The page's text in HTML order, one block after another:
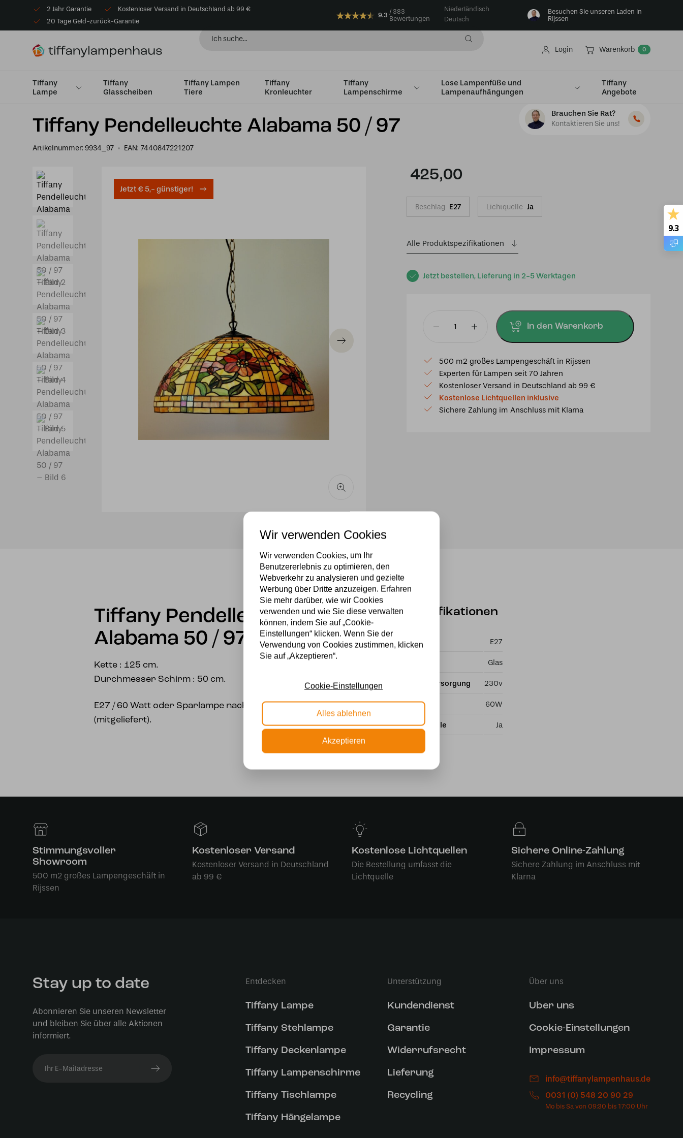
2 Jahr Garantie
Kostenloser Versand in Deutschland ab 99 €
20 Tage Geld-zurück-Garantie
9.3
383
Bewertungen
Niederländisch
Deutsch
Besuchen Sie unseren Laden in
Rijssen
Login Warenkorb 0
Tiffany
Lampe
Tiffany
Glasscheiben
Tiffany Lampen
Tiere
Tiffany
Kronleuchter
Tiffany
Lampenschirme
Lose Lampenfüße und
Lampenaufhängungen
Tiffany
Angebote
Startseite Tiffany Hängelampe Groß von Ø45cm Tiffany Pendelleuchte Alabama 50 / 97
Tiffany Pendelleuchte Alabama 50 / 97
Artikelnummer: 9934_97 EAN: 7440847221207
Brauchen Sie Rat?
Kontaktieren Sie uns!
Jetzt € 5,- günstiger!
Jetzt bestellen, Lieferung in 2-5 Werktagen
425,00
Beschlag E27 Lichtquelle Ja
Alle Produktspezifikationen
Alabama
50
97
Menge
In den Warenkorb
500 m2 großes Lampengeschäft in Rijssen
Experten für Lampen seit 70 Jahren
Kostenloser Versand in Deutschland ab 99 €
Kostenlose Lichtquellen inklusive
Sichere Zahlung im Anschluss mit Klarna
Tiffany Pendelleuchte
Alabama 50 / 97
Kette : 125 cm.
Durchmesser Schirm : 50 cm.
E27 / 60 Watt oder Sparlampe nach Wahl
(mitgeliefert).
Spezifikationen
Fassung E27
Glas
Stromversorgung 230v
Wattzahl 60W
Lichtquelle Ja
Stimmungsvoller
Showroom
500 m2 großes Lampengeschäft in
Rijssen
Kostenloser Versand
Kostenloser Versand in Deutschland
ab 99 €
Kostenlose Lichtquellen
Die Bestellung umfasst die
Lichtquelle
Sichere Online-Zahlung
Sichere Zahlung im Anschluss mit
Klarna
9.3
Stay up to date
Abonnieren Sie unseren Newsletter
und bleiben Sie über alle Aktionen
informiert.
Entdecken
Tiffany Lampe
Tiffany Stehlampe
Tiffany Deckenlampe
Tiffany Lampenschirme
Tiffany Tischlampe
Tiffany Hängelampe
Unterstützung
Kundendienst
Garantie
Widerrufsrecht
Lieferung
Recycling
Über uns
Uber uns
Cookie-Einstellungen
Impressum
info@tiffanylampenhaus.de
0031 (0) 548 20 90 29
Wir verwenden Cookies
Wir verwenden Cookies, um Ihr
Benutzererlebnis zu optimieren, den
Webverkehr zu analysieren und gezielte
Werbung über Dritte anzuzeigen. Erfahren
Sie mehr darüber, wie wir Cookies
verwenden und wie Sie diese verwalten
können, indem Sie auf „Cookie-
Einstellungen“ klicken. Wenn Sie der
Verwendung von Cookies zustimmen, klicken
Sie auf „Akzeptieren“.
Cookie-Einstellungen
Alles ablehnen
Akzeptieren